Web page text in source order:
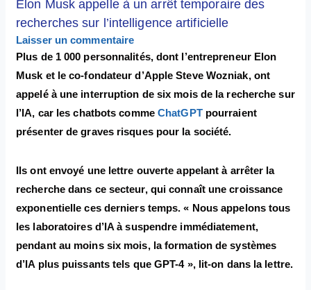
Elon Musk appelle à un arrêt temporaire des
recherches sur l’intelligence artificielle
Laisser un commentaire
Plus de 1 000 personnalités, dont l’entrepreneur Elon
Musk et le co-fondateur d’Apple Steve Wozniak, ont
appelé à une interruption de six mois de la recherche sur
l’IA, car les chatbots comme ChatGPTpourraient
présenter de graves risques pour la société.
Ils ont envoyé une lettre ouverte appelant à arrêter la
recherche dans ce secteur, qui connaît une croissance
exponentielle ces derniers temps. « Nous appelons tous
les laboratoires d’IA à suspendre immédiatement,
pendant au moins six mois, la formation de systèmes
d’IA plus puissants tels que GPT-4 », lit-on dans la lettre.